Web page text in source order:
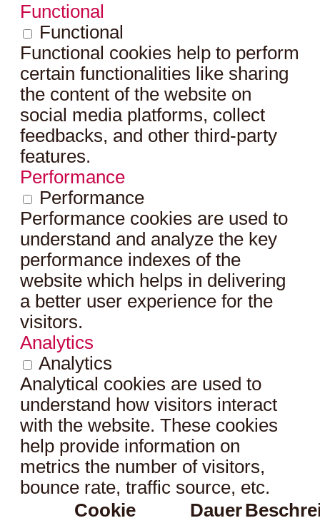
Functional
Functional
Functional cookies help to perform
certain functionalities like sharing
the content of the website on
social media platforms, collect
feedbacks, and other third-party
features.
Performance
Performance
Performance cookies are used to
understand and analyze the key
performance indexes of the
website which helps in delivering
a better user experience for the
visitors.
Analytics
Analytics
Analytical cookies are used to
understand how visitors interact
with the website. These cookies
help provide information on
metrics the number of visitors,
bounce rate, traffic source, etc.
Cookie
Dauer